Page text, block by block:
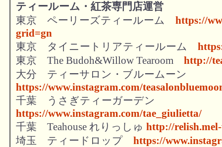
ティールーム・紅茶専門店運営
東京 ペーリーズティールーム https://
grid=gn
東京 タイニートリアティールーム
東京 The Budoh&Willow Tearoom http://
大分 ティーサロン・ブルームーン
https://www.instagram.com/
千葉 うさぎティーガーデン
https://www.instagram.com/tae_giulietta/
千葉 Teahouse れりっしゅ http://
埼玉 ティードロップ https://